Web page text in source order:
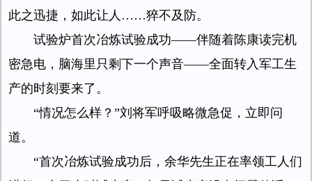
此之迅捷，如此让人……猝不及防。
试验炉首次冶炼试验成功——伴随着陈康读完机
密急电，脑海里只剩下一个声音——全面转入军工生
产的时刻要来了。
“情况怎么样？”刘将军呼吸略微急促，立即问
道。
“首次冶炼试验成功后，余华先生正在率领工人们